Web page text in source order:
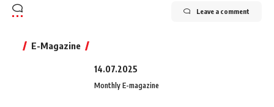
Leave a comment
E-Magazine
14.07.2025
Monthly E-magazine